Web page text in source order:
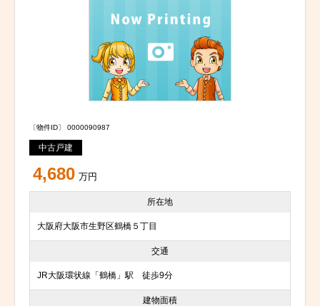
〔物件ID〕 0000090987
中古戸建
4,680 万円
所在地
大阪府大阪市生野区鶴橋５丁目
交通
JR大阪環状線「鶴橋」駅 徒歩9分
建物面積